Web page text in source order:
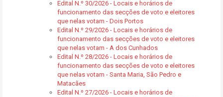
Edital N.º 30/2026 - Locais e horários de
funcionamento das secções de voto e eleitores
que nelas votam - Dois Portos
Edital N.º 29/2026 - Locais e horários de
funcionamento das secções de voto e eleitores
que nelas votam - A dos Cunhados
Edital N.º 28/2026 - Locais e horários de
funcionamento das secções de voto e eleitores
que nelas votam - Santa Maria, São Pedro e
Matacães
Edital N.º 27/2026 - Locais e horários de